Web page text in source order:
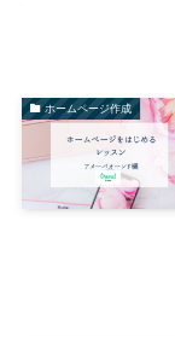
ホームページ作成